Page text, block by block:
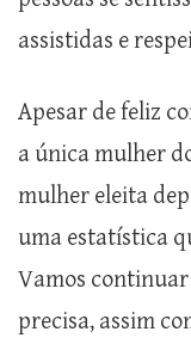
assistidas e
Apesar de feliz
a única mulher
mulher eleita
uma estatística
Vamos
precisa, assim